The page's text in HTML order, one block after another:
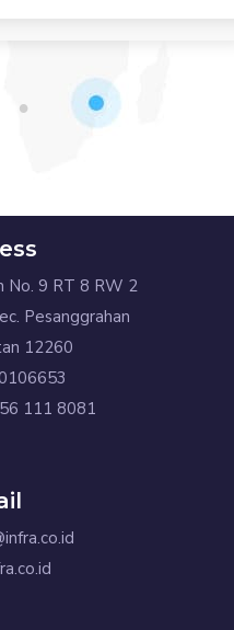
3
No. 9 RT 8 RW 2
Pesanggrahan
12260
111 8081